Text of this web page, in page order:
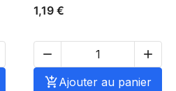
1,19 €


Ajouter au panier